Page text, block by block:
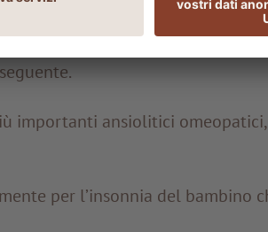
eccitazione mentale dovuta a
di chi va a dormire pensando alla
importanti ansiolitici omeopatici,
per l’insonnia del bambino